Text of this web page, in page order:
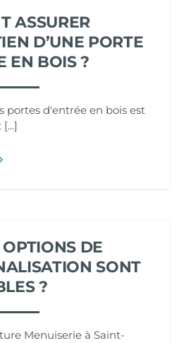
ASSURER
D’UNE PORTE
EN BOIS ?
portes d'entrée en bois est
DE
SONT
?
Menuiserie à Saint-